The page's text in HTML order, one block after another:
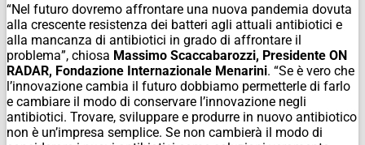
“Nel futuro dovremo affrontare una nuova pandemia dovuta
alla crescente resistenza dei batteri agli attuali antibiotici e
alla mancanza di antibiotici in grado di affrontare il
problema”, chiosa Massimo Scaccabarozzi, Presidente ON
RADAR, Fondazione Internazionale Menarini. “Se è vero che
l’innovazione cambia il futuro dobbiamo permetterle di farlo
e cambiare il modo di conservare l’innovazione negli
antibiotici. Trovare, sviluppare e produrre in nuovo antibiotico
non è un’impresa semplice. Se non cambierà il modo di